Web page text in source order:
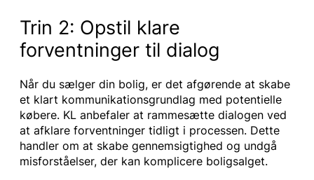
Trin 2: Opstil klare
forventninger til dialog
Når du sælger din bolig, er det afgørende at skabe
et klart kommunikationsgrundlag med potentielle
købere. KL anbefaler at rammesætte dialogen ved
at afklare forventninger tidligt i processen. Dette
handler om at skabe gennemsigtighed og undgå
misforståelser, der kan komplicere boligsalget.